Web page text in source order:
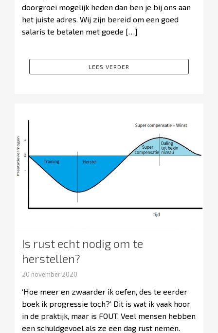
doorgroei mogelijk heden dan ben je bij ons aan
het juiste adres. Wij zijn bereid om een goed
salaris te betalen met goede […]
LEES VERDER
Is rust echt nodig om te
herstellen?
20 november 2020
‘Hoe meer en zwaarder ik oefen, des te eerder
boek ik progressie toch?’ Dit is wat ik vaak hoor
in de praktijk, maar is FOUT. Veel mensen hebben
een schuldgevoel als ze een dag rust nemen.